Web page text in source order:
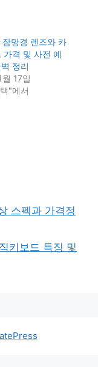
잠망경 렌즈와 카
가격 및 사전 예
정리
17일
"에서
스펙과 가격정
키보드 특징 및